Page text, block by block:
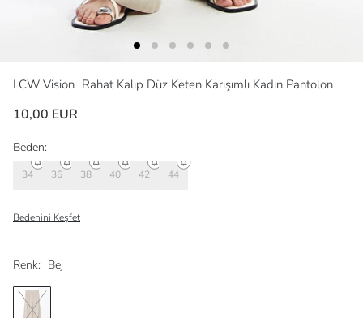
LCW Vision Rahat Kalıp Düz Keten Karışımlı Kadın Pantolon
10,00 EUR
Renk: Bej
Beden:
34 36 38 40 42 44
Bedenini Keşfet